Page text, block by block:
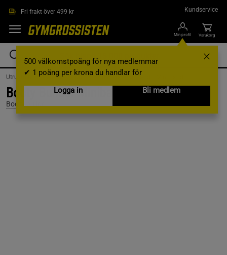
Fri frakt över 499 kr Kundservice
Min profil
500 välkomstpoäng för nya medlemmar
✔ 1 poäng per krona du handlar för
Logga in
Bli medlem
Varukorg
Utrustning & Tillbehör / Gummiband & Träningsband /
Booty Builder Minibands Rosa 4-Pack
Booty builder